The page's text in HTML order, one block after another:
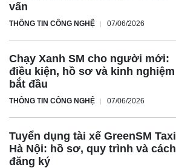
vấn
THÔNG TIN CÔNG NGHỆ 07/06/2026
Chạy Xanh SM cho người mới:
điều kiện, hồ sơ và kinh nghiệm
bắt đầu
THÔNG TIN CÔNG NGHỆ 07/06/2026
Tuyển dụng tài xế GreenSM Taxi
Hà Nội: hồ sơ, quy trình và cách
đăng ký